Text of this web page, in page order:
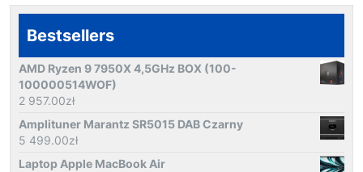
Bestsellers
AMD Ryzen 9 7950X 4,5GHz BOX (100-
100000514WOF)
2 957.00zł
Amplituner Marantz SR5015 DAB Czarny
5 499.00zł
Laptop Apple MacBook Air